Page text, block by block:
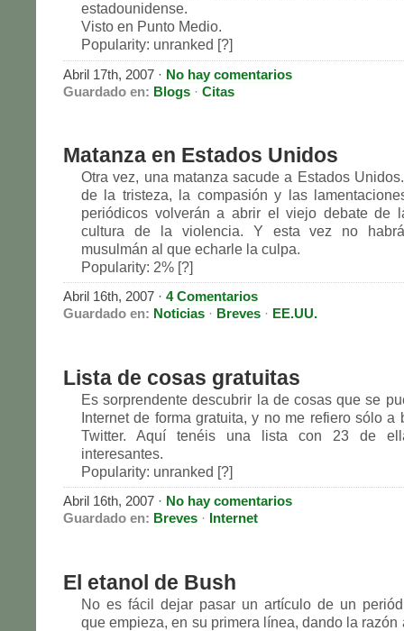
estadounidense.
Visto en Punto Medio.
Popularity: unranked [?]
Abril 17th, 2007 · No hay comentarios
Guardado en: Blogs · Citas
Matanza en Estados Unidos
Otra vez, una matanza sacude a Estados
de la tristeza, la compasión y las
periódicos volverán a abrir el viejo debate de
cultura de la violencia. Y esta vez no
musulmán al que echarle la culpa.
Popularity: 2% [?]
Abril 16th, 2007 · 4 Comentarios
Guardado en: Noticias · Breves · EE.UU.
Lista de cosas gratuitas
Es sorprendente descubrir la de cosas que se
Internet de forma gratuita, y no me refiero sólo a
Twitter. Aquí tenéis una lista con 23 de
interesantes.
Popularity: unranked [?]
Abril 16th, 2007 · No hay comentarios
Guardado en: Breves · Internet
El etanol de Bush
No es fácil dejar pasar un artículo de un
que empieza, en su primera línea, dando la razón